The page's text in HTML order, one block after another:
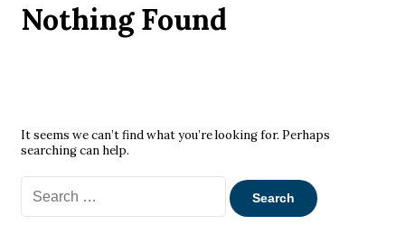
Nothing Found
It seems we can’t find what you’re looking for. Perhaps
searching can help.
Search
for: